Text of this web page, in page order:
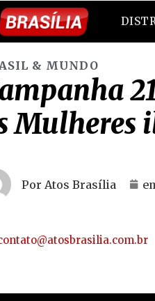
& MUNDO
Mulheres
Por Atos Brasília